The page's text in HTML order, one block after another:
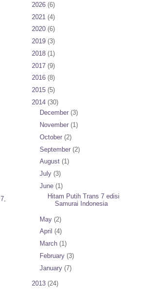
2026 (6)
2021 (4)
2020 (6)
2019 (3)
2018 (1)
2017 (9)
2016 (8)
2015 (5)
2014 (30)
December (3)
November (1)
October (2)
September (2)
August (1)
July (3)
June (1)
Hitam Putih Trans 7 edisi
Samurai Indonesia
May (2)
April (4)
March (1)
February (3)
January (7)
2013 (24)